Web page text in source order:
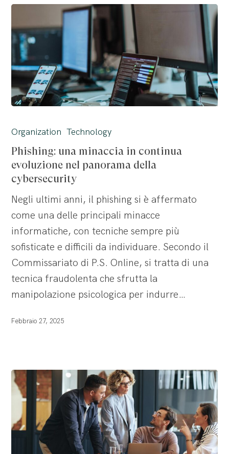
una
minaccia
in
continua
evoluzione
nel
panorama
della
cybersecurity
Organization Technology
Phishing: una minaccia in continua
evoluzione nel panorama della
cybersecurity
Negli ultimi anni, il phishing si è affermato
come una delle principali minacce
informatiche, con tecniche sempre più
sofisticate e difficili da individuare. Secondo il
Commissariato di P.S. Online, si tratta di una
tecnica fraudolenta che sfrutta la
manipolazione psicologica per indurre…
Febbraio 27, 2025